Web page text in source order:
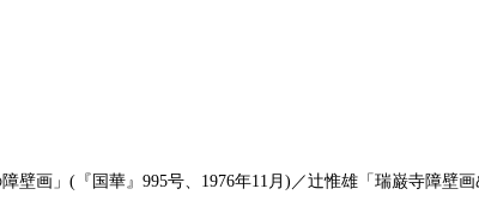
画」(『国華』995号、1976年11月)／辻惟雄「瑞巌寺障壁